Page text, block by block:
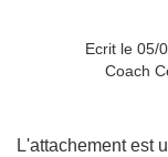
Ecrit le 05/
Coach
L'attachement est